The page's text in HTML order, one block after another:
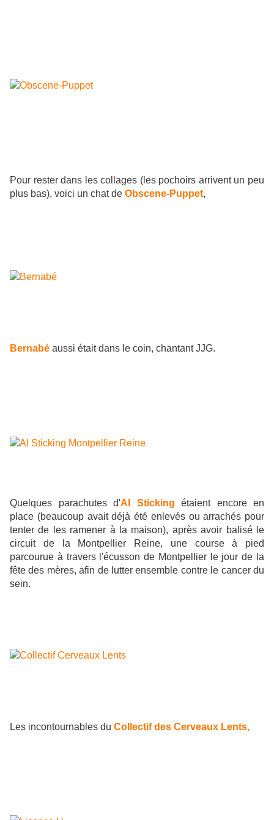
Pour rester dans les collages (les pochoirs arrivent un peu
plus bas), voici un chat de Obscene-Puppet,
Bernabé aussi était dans le coin, chantant JJG.
Quelques parachutes d'Al Sticking étaient encore en
place (beaucoup avait déjà été enlevés ou arrachés pour
tenter de les ramener à la maison), après avoir balisé le
circuit de la Montpellier Reine, une course à pied
parcourue à travers l'écusson de Montpellier le jour de la
fête des mères, afin de lutter ensemble contre le cancer du
sein.
Les incontournables du Collectif des Cerveaux Lents,